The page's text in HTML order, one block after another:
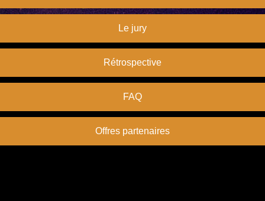
Le jury
Rétrospective
FAQ
Offres partenaires